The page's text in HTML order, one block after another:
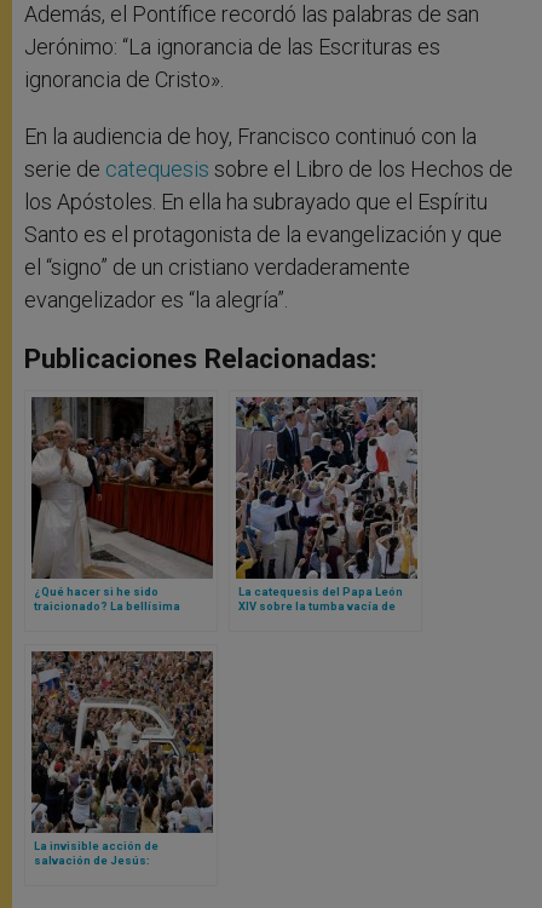
Además, el Pontífice recordó las palabras de san
Jerónimo: “La ignorancia de las Escrituras es
ignorancia de Cristo».
En la audiencia de hoy, Francisco continuó con la
serie de catequesis sobre el Libro de los Hechos de
los Apóstoles. En ella ha subrayado que el Espíritu
Santo es el protagonista de la evangelización y que
el “signo” de un cristiano verdaderamente
evangelizador es “la alegría”.
Publicaciones Relacionadas:
¿Qué hacer si he sido
traicionado? La bellísima
La catequesis del Papa León
XIV sobre la tumba vacía de
La invisible acción de
salvación de Jesús: